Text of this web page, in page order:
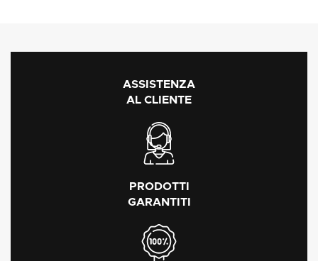
ASSISTENZA
AL CLIENTE
PRODOTTI
GARANTITI